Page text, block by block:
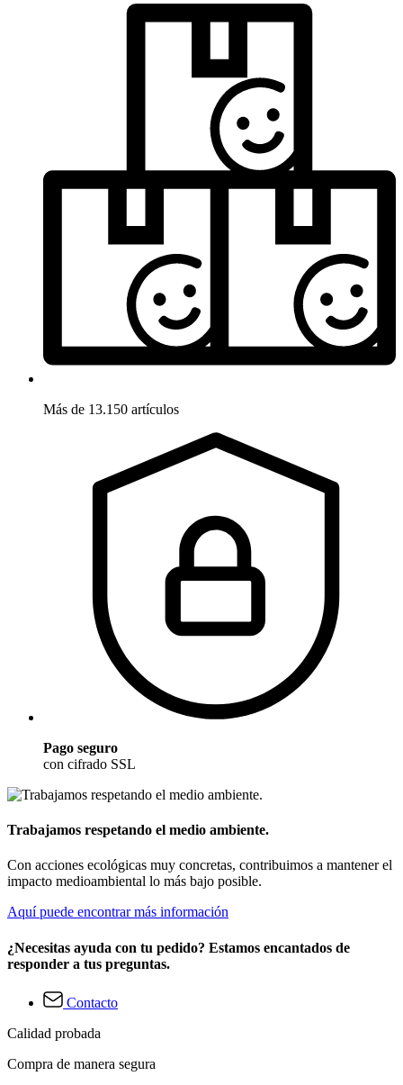
Más de 13.150 artículos
Pago seguro
con cifrado SSL
Trabajamos respetando el medio ambiente.
Con acciones ecológicas muy concretas, contribuimos a mantener el
impacto medioambiental lo más bajo posible.
Aquí puede encontrar más información
¿Necesitas ayuda con tu pedido? Estamos encantados de
responder a tus preguntas.
Contacto
Calidad probada
Compra de manera segura